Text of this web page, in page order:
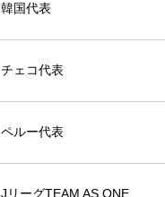
韓国代表
チェコ代表
ペルー代表
JリーグTEAM AS ONE